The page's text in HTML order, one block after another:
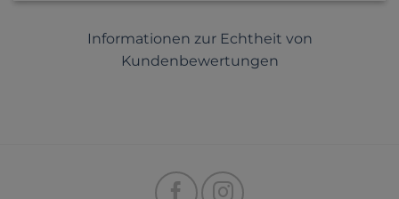
Informationen zur Echtheit von
Kundenbewertungen